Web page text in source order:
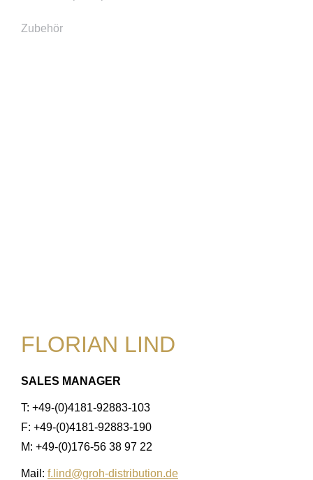
Zubehör
FLORIAN LIND
SALES MANAGER
T: +49-(0)4181-92883-103
F: +49-(0)4181-92883-190
M: +49-(0)176-56 38 97 22
Mail: f.lind@groh-distribution.de